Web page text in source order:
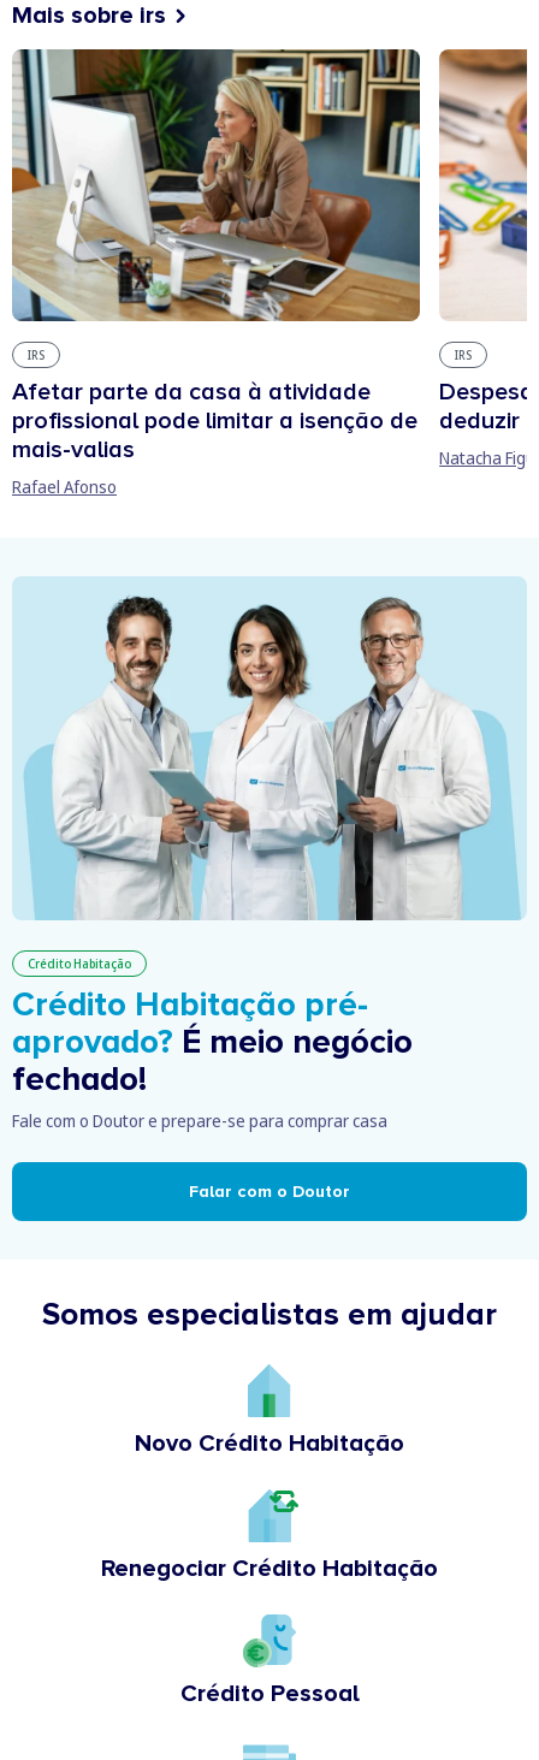
Mais sobre irs
IRS
Afetar parte da casa à atividade
profissional pode limitar a isenção de
mais-valias
Rafael Afonso
IRS
deduzir
Natacha
Crédito Habitação
Crédito Habitação pré-
aprovado? É meio negócio
fechado!
Fale com o Doutor e prepare-se para comprar casa
Falar com o Doutor
Somos especialistas em ajudar
Novo Crédito Habitação
Renegociar Crédito Habitação
Crédito Pessoal